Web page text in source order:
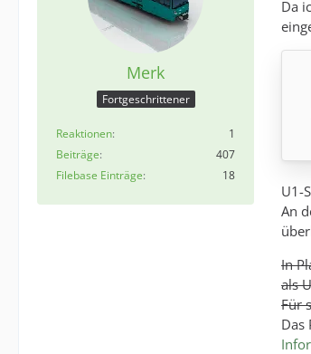
Merk
Fortgeschrittener
Reaktionen
1
Beiträge
407
Filebase Einträge
18
Da
U1-
An
In
als
Für
Das